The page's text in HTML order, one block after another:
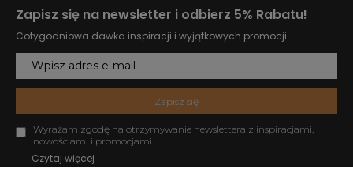
Zapisz się na newsletter i odbierz 5% Rabatu!
Cotygodniowa dawka inspiracji i wyjątkowych promocji.
Zapisz się
Wyrażam zgodę na otrzymywanie newslettera z inspiracjami,
nowościami i promocjami.
Czytaj więcej